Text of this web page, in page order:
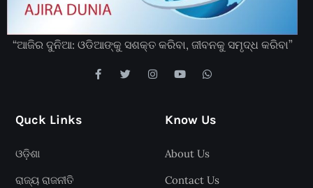
“ଆଜିର ଦୁନିଆ: ଓଡିଆଙ୍କୁ ସଶକ୍ତ କରିବା, ଜୀବନକୁ ସମୃଦ୍ଧ କରିବା”
Quck Links
ଓଡ଼ିଶା
ରାଜ୍ୟ ରାଜନୀତି
Know Us
About Us
Contact Us